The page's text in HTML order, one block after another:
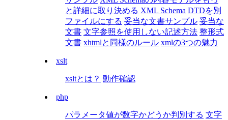
と詳細に取り決める XML Schema DTDを別
ファイルにする 妥当な文書サンプル 妥当な
文書 文字参照を使用しない記述方法 整形式
文書 xhtmlと同様のルール xmlの3つの魅力
xslt
xsltとは？ 動作確認
php
パラメータ値が数字かどうか判別する 文字